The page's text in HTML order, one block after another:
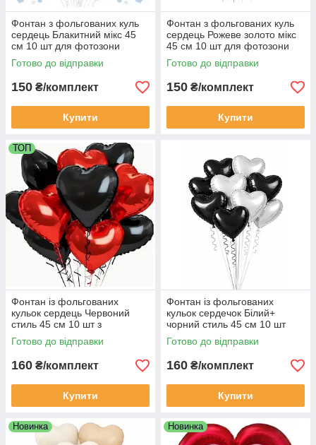
Фонтан з фольгованих куль
сердець Блакитний мікс 45
см 10 шт для фотозони
Готово до відправки
150 ₴/комплект
Купити
Фонтан з фольгованих куль
сердець Рожеве золото мікс
45 см 10 шт для фотозони
Готово до відправки
150 ₴/комплект
Купити
ТОП
Фонтан із фольгованих
кульок сердець Червоний
стиль 45 см 10 шт з
фольгованих кульок
Готово до відправки
160 ₴/комплект
Купити
Фонтан із фольгованих
кульок сердечок Білий+
чорний стиль 45 см 10 шт
для фотозони Серце
Готово до відправки
160 ₴/комплект
Купити
Новинка Новинка